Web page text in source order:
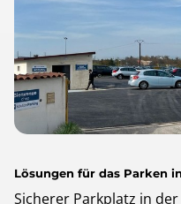
Lösungen für das Parken
Sicherer Parkplatz in